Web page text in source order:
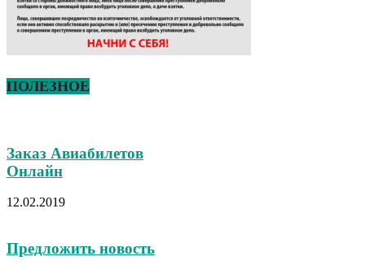
ПОЛЕЗНОЕ
Заказ Авиабилетов
Онлайн
12.02.2019
Предложить новость